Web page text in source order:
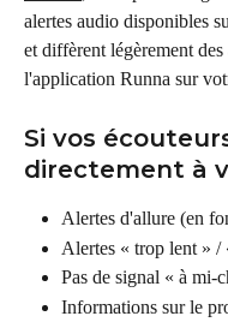
alertes audio disponibles
et diffèrent légèrement
l'application Runna sur
Si vos
directement à
Alertes d'allure (en
Alertes « trop lent » /
Pas de signal « à mi-
Informations sur le